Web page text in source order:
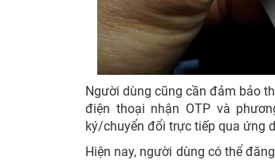
Người dùng cũng cần đảm bảo
điện thoại nhận OTP và
ký/chuyển đổi trực tiếp qua ứng
Hiện nay, người dùng có thể